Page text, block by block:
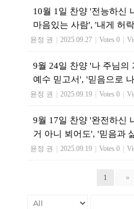
10월 1일 찬양 '전능하신
마음있는 사람', '내게 허
윤정 권 2025.09.27 Votes 0
9월 24일 찬양 '나 주님의
예수 믿고서', '믿음으로
윤정 권 2025.09.19 Votes 0
9월 17일 찬양 '완전하신
거 아니 뵈어도', '믿음과
윤정 권 2025.09.19 Votes 0
1 »